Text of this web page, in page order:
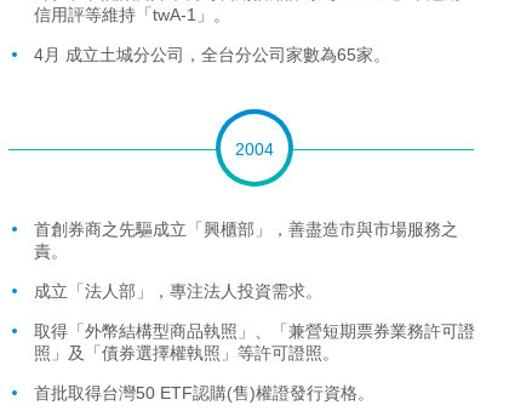
信用評等維持「twA-1」。
4月 成立土城分公司，全台分公司家數為65家。
2004
首創券商之先驅成立「興櫃部」，善盡造市與市場服務之
責。
成立「法人部」，專注法人投資需求。
取得「外幣結構型商品執照」、「兼營短期票券業務許可證
照」及「債券選擇權執照」等許可證照。
首批取得台灣50 ETF認購(售)權證發行資格。